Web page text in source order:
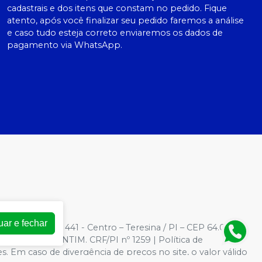
cadastrais e dos itens que constam no pedido. Fique
atento, após você finalizar seu pedido faremos a análise
e caso tudo esteja correto enviaremos os dados de
pagamento via WhatsApp.
| Rua Barroso, 441 - Centro – Teresina / PI – CEP 64.000-
VALENTIM. CRF/PI nº 1259 | Política de
Em caso de divergência de preços no site, o valor válido
e fechar